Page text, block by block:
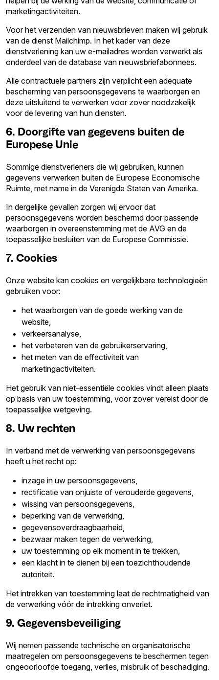
marketingactiviteiten.
Voor het verzenden van nieuwsbrieven maken wij gebruik
van de dienst Mailchimp. In het kader van deze
dienstverlening kan uw e-mailadres worden verwerkt als
onderdeel van de database van nieuwsbriefabonnees.
Alle contractuele partners zijn verplicht een adequate
bescherming van persoonsgegevens te waarborgen en
deze uitsluitend te verwerken voor zover noodzakelijk
voor de levering van hun diensten.
6. Doorgifte van gegevens buiten de
Europese Unie
Sommige dienstverleners die wij gebruiken, kunnen
gegevens verwerken buiten de Europese Economische
Ruimte, met name in de Verenigde Staten van Amerika.
In dergelijke gevallen zorgen wij ervoor dat
persoonsgegevens worden beschermd door passende
waarborgen in overeenstemming met de AVG en de
toepasselijke besluiten van de Europese Commissie.
7. Cookies
Onze website kan cookies en vergelijkbare technologieën
gebruiken voor:
het waarborgen van de goede werking van de
website,
verkeersanalyse,
het verbeteren van de gebruikerservaring,
het meten van de effectiviteit van
marketingactiviteiten.
Het gebruik van niet-essentiële cookies vindt alleen plaats
op basis van uw toestemming, voor zover vereist door de
toepasselijke wetgeving.
8. Uw rechten
In verband met de verwerking van persoonsgegevens
heeft u het recht op:
inzage in uw persoonsgegevens,
rectificatie van onjuiste of verouderde gegevens,
wissing van persoonsgegevens,
beperking van de verwerking,
gegevensoverdraagbaarheid,
bezwaar maken tegen de verwerking,
uw toestemming op elk moment in te trekken,
een klacht in te dienen bij een toezichthoudende
autoriteit.
Het intrekken van toestemming laat de rechtmatigheid van
de verwerking vóór de intrekking onverlet.
9. Gegevensbeveiliging
Wij nemen passende technische en organisatorische
maatregelen om persoonsgegevens te beschermen tegen
ongeoorloofde toegang, verlies, misbruik of beschadiging.